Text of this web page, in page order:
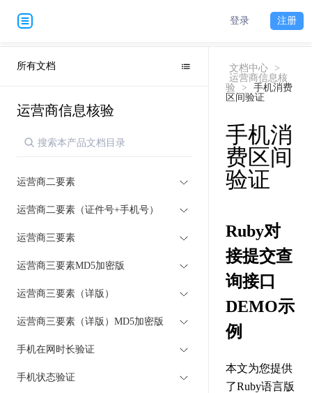
登录 注册
所有文档
运营商信息核验
运营商二要素
运营商二要素（证件号+手机号）
运营商三要素
运营商三要素MD5加密版
运营商三要素（详版）
运营商三要素（详版）MD5加密版
手机在网时长验证
手机状态验证
文档中心
>
运营商信息核
验
>
手机消费
区间验证
手机消
费区间
验证
Ruby对
接提交查
询接口
DEMO示
例
本文为您提供
了Ruby语言版